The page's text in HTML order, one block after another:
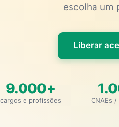
escolha um
Liberar
9.000+
cargos e profissões CNAEs /